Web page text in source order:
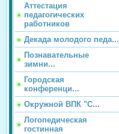
Аттестация
педагогических
работников
Декада молодого педа...
Познавательные
зимни...
Городская
конференци...
Окружной ВПК "С...
Логопедическая
гостинная